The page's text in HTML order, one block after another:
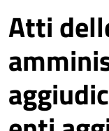
Atti